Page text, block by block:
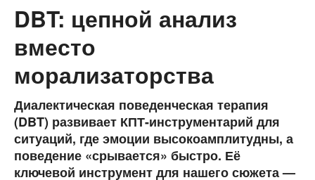
DBT: цепной анализ
вместо
морализаторства
Диалектическая поведенческая терапия
(DBT) развивает КПТ-инструментарий для
ситуаций, где эмоции высокоамплитудны, а
поведение «срывается» быстро. Её
ключевой инструмент для нашего сюжета —